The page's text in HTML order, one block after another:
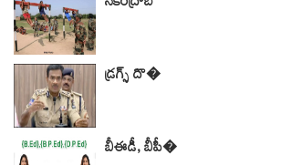
డ్రగ్స్ దొ�
బీఈడీ, బీపీ�